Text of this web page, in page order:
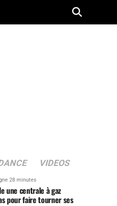
VIDEOS
28 minutes
une centrale à gaz
pour faire tourner ses